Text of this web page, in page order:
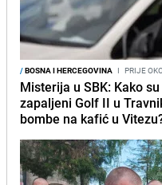
/BOSNA I HERCEGOVINA I PRIJE
Misterija u SBK: Kako
zapaljeni Golf II u
bombe na kafić u